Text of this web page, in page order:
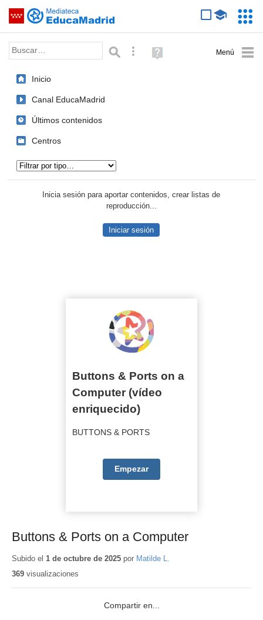
Saltar navegación
Palabra o frase: Búsqueda avanzada
Ayuda
(en
Inicio
Canal EducaMadrid
Últimos contenidos
Centros
Inicia sesión para aportar contenidos, crear listas de
reproducción...
Iniciar sesión
Buttons & Ports on a Computer (vídeo
Buttons & Ports on a
Computer (vídeo
enriquecido)
BUTTONS & PORTS
Empezar
Buttons & Ports on a Computer
Subido el 1 de octubre de 2025 por Matilde L.
369 visualizaciones